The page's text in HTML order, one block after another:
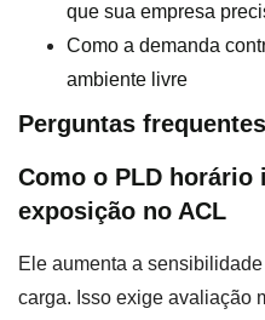
que sua empresa
Como a demanda
ambiente livre
Perguntas frequentes
Como o PLD
exposição no ACL
Ele aumenta a
carga. Isso exige avaliação